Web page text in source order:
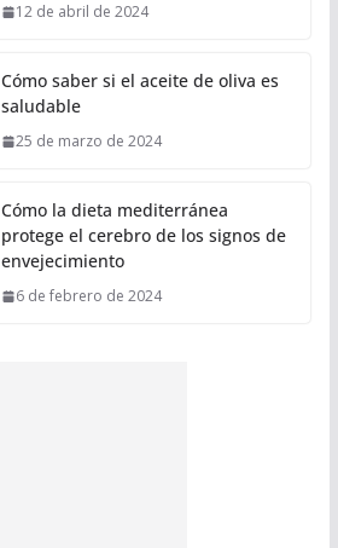
12 de abril de 2024
Cómo saber si el aceite de oliva es
saludable
25 de marzo de 2024
Cómo la dieta mediterránea
protege el cerebro de los signos de
envejecimiento
6 de febrero de 2024